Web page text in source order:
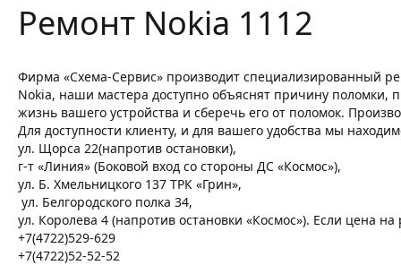
Ремонт Nokia 1112
Фирма «Схема-Сервис» производит специализированный
Nokia, наши мастера доступно объяснят причину поломки,
жизнь вашего устройства и сберечь его от поломок.
Для доступности клиенту, и для вашего удобства мы
ул. Щорса 22(напротив остановки),
г-т «Линия» (Боковой вход со стороны ДС «Космос»),
ул. Б. Хмельницкого 137 ТРК «Грин»,
ул. Белгородского полка 34,
ул. Королева 4 (напротив остановки «Космос»). Если цена
+7(4722)529-629
+7(4722)52-52-52